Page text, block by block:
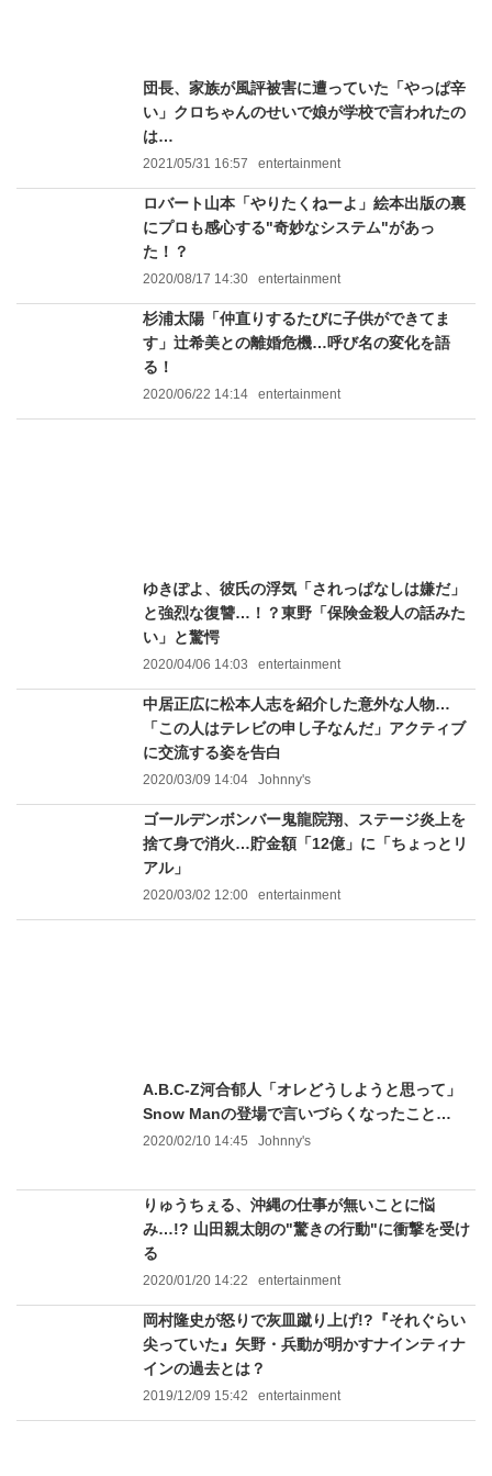
団長、家族が風評被害に遭っていた「やっぱ辛
い」クロちゃんのせいで娘が学校で言われたの
は…
2021/05/31 16:57 entertainment
ロバート山本「やりたくねーよ」絵本出版の裏
にプロも感心する"奇妙なシステム"があっ
た！？
2020/08/17 14:30 entertainment
杉浦太陽「仲直りするたびに子供ができてま
す」辻希美との離婚危機…呼び名の変化を語
る！
2020/06/22 14:14 entertainment
ゆきぽよ、彼氏の浮気「されっぱなしは嫌だ」
と強烈な復讐…！？東野「保険金殺人の話みた
い」と驚愕
2020/04/06 14:03 entertainment
中居正広に松本人志を紹介した意外な人物…
「この人はテレビの申し子なんだ」アクティブ
に交流する姿を告白
2020/03/09 14:04 Johnny's
ゴールデンボンバー鬼龍院翔、ステージ炎上を
捨て身で消火…貯金額「12億」に「ちょっとリ
アル」
2020/03/02 12:00 entertainment
A.B.C-Z河合郁人「オレどうしようと思って」
Snow Manの登場で言いづらくなったこと…
2020/02/10 14:45 Johnny's
りゅうちぇる、沖縄の仕事が無いことに悩
み…!? 山田親太朗の"驚きの行動"に衝撃を受け
る
2020/01/20 14:22 entertainment
岡村隆史が怒りで灰皿蹴り上げ!?『それぐらい
尖っていた』矢野・兵動が明かすナインティナ
インの過去とは？
2019/12/09 15:42 entertainment